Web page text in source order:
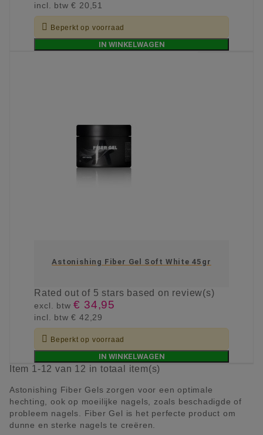
incl. btw€ 20,51
 Beperkt op voorraad
IN WINKELWAGEN
Astonishing Fiber Gel Soft White 45gr
Ratedout of 5 stars based on review(s)
excl. btw€ 34,95
incl. btw€ 42,29
 Beperkt op voorraad
IN WINKELWAGEN
Item 1-12 van 12 in totaal item(s)
Astonishing Fiber Gels zorgen voor een optimale
hechting, ook op moeilijke nagels, zoals beschadigde of
probleem nagels. Fiber Gel is het perfecte product om
dunne en sterke nagels te creëren.